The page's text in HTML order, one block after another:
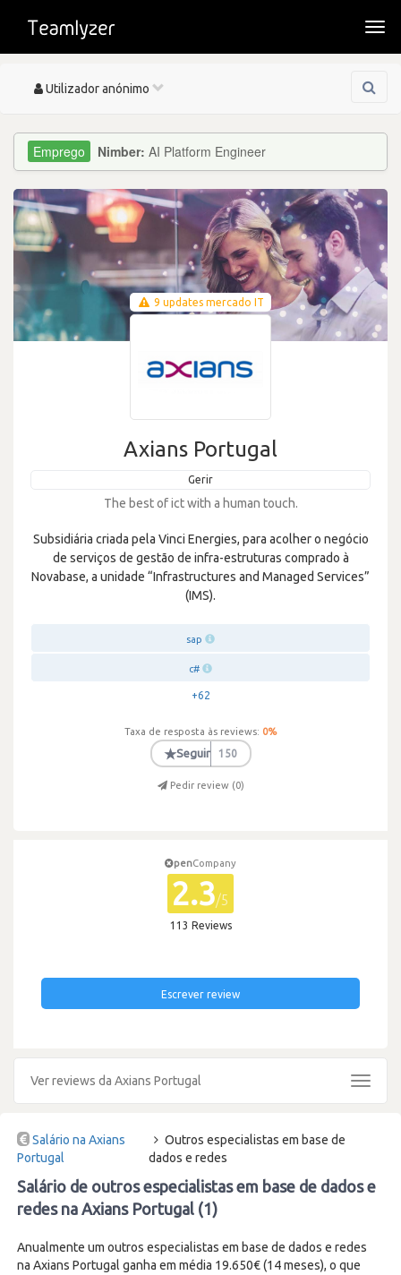
Toggle
Utilizador anónimo
Nimber: AI Platform Engineer
9 updates mercado IT
Axians Portugal
Gerir
The best of ict with a human touch.
Subsidiária criada pela Vinci Energies, para acolher o negócio
de serviços de gestão de infra-estruturas comprado à
Novabase, a unidade “Infrastructures and Managed Services”
(IMS).
sap
c#
+62
Taxa de resposta às reviews: 0%
★Seguir 150
Pedir review (0)
penCompany
2.3/5
113 Reviews
Escrever review
Ver reviews da Axians Portugal
Toggle
Salário na Axians
Portugal
Outros especialistas em base de
dados e redes
Salário de outros especialistas em base de dados e
redes na Axians Portugal (1)
Anualmente um outros especialistas em base de dados e redes
na Axians Portugal ganha em média 19.650€ (14 meses), o que